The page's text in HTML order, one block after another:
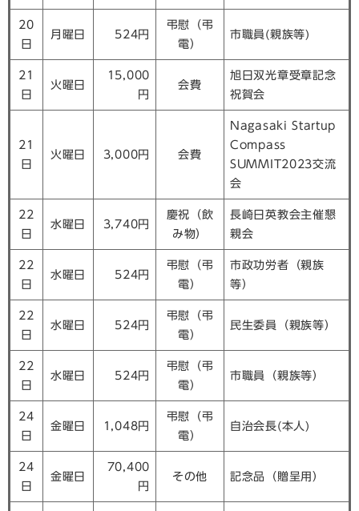
20
日
月曜日 524円
弔慰（弔
電）
市職員(親族等)
21
日
火曜日
15,000
円
会費
旭日双光章受章記念
祝賀会
21
日
火曜日 3,000円 会費
Nagasaki Startup
Compass
SUMMIT2023交流
会
22
日
水曜日 3,740円
慶祝（飲
み物）
長崎日英教会主催懇
親会
22
日
水曜日 524円
弔慰（弔
電）
市政功労者（親族
等）
22
日
水曜日 524円
弔慰（弔
電）
民生委員（親族等）
22
日
水曜日 524円
弔慰（弔
電）
市職員（親族等）
24
日
金曜日 1,048円
弔慰（弔
電）
自治会長(本人)
24
日
金曜日
70,400
円
その他 記念品（贈呈用）